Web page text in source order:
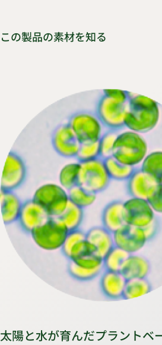
この製品の素材を知る
太陽と水が育んだプラントベ